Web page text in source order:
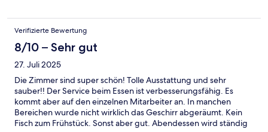
Verifizierte Bewertung
8/10 – Sehr gut
27. Juli 2025
Die Zimmer sind super schön! Tolle Ausstattung und sehr
sauber!! Der Service beim Essen ist verbesserungsfähig. Es
kommt aber auf den einzelnen Mitarbeiter an. In manchen
Bereichen wurde nicht wirklich das Geschirr abgeräumt. Kein
Fisch zum Frühstück. Sonst aber gut. Abendessen wird ständig